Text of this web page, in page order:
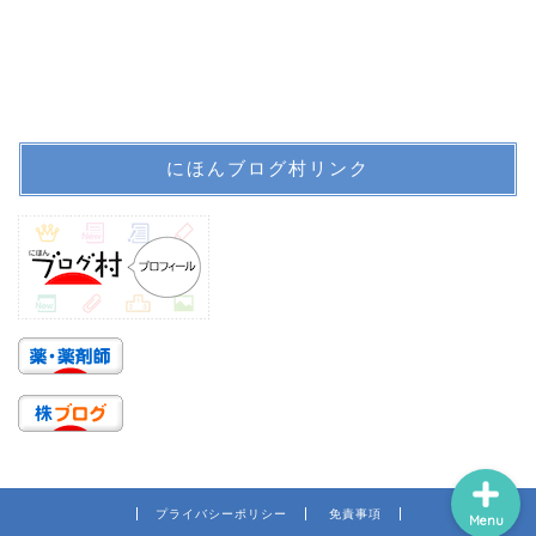
にほんブログ村リンク
プライバシーポリシー 免責事項 Menu